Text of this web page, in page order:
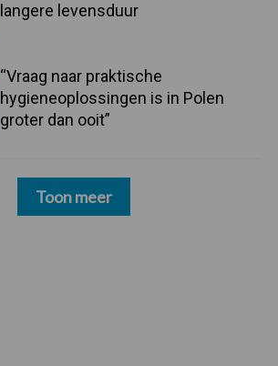
langere levensduur
“Vraag naar praktische
hygieneoplossingen is in Polen
groter dan ooit”
Toon meer